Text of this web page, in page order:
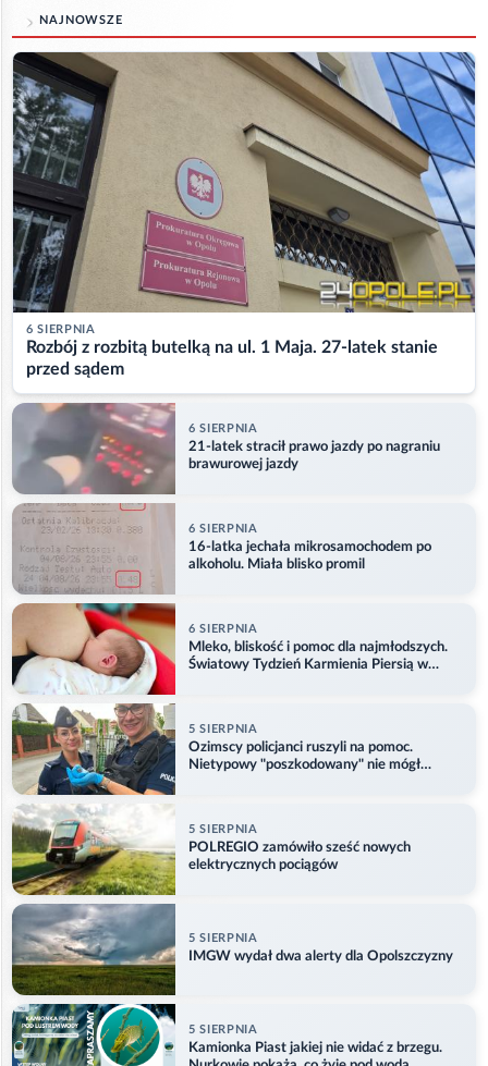
NAJNOWSZE
6 SIERPNIA
Rozbój z rozbitą butelką na ul. 1 Maja. 27-latek stanie
przed sądem
6 SIERPNIA
21-latek stracił prawo jazdy po nagraniu
brawurowej jazdy
6 SIERPNIA
16-latka jechała mikrosamochodem po
alkoholu. Miała blisko promil
6 SIERPNIA
Mleko, bliskość i pomoc dla najmłodszych.
Światowy Tydzień Karmienia Piersią w
5 SIERPNIA
Ozimscy policjanci ruszyli na pomoc.
Nietypowy "poszkodowany" nie mógł
5 SIERPNIA
POLREGIO zamówiło sześć nowych
elektrycznych pociągów
5 SIERPNIA
IMGW wydał dwa alerty dla Opolszczyzny
5 SIERPNIA
Kamionka Piast jakiej nie widać z brzegu.